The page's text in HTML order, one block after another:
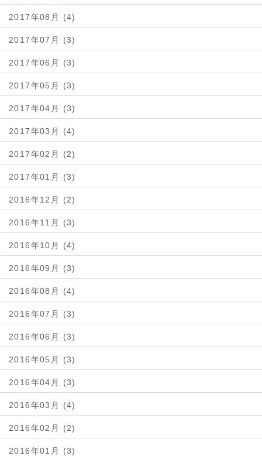
2017年08月 (4)
2017年07月 (3)
2017年06月 (3)
2017年05月 (3)
2017年04月 (3)
2017年03月 (4)
2017年02月 (2)
2017年01月 (3)
2016年12月 (2)
2016年11月 (3)
2016年10月 (4)
2016年09月 (3)
2016年08月 (4)
2016年07月 (3)
2016年06月 (3)
2016年05月 (3)
2016年04月 (3)
2016年03月 (4)
2016年02月 (2)
2016年01月 (3)